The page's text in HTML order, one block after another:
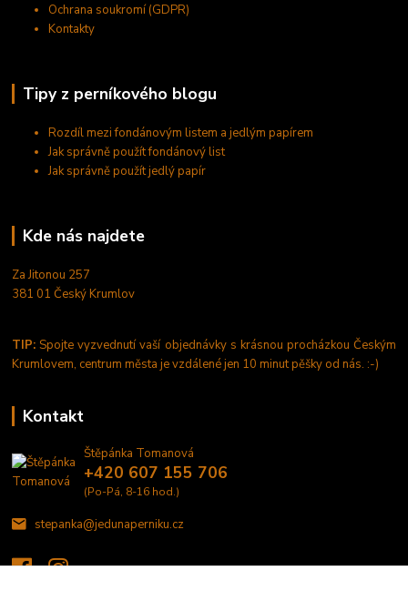
Ochrana soukromí (GDPR)
Kontakty
Tipy z perníkového blogu
Rozdíl mezi fondánovým listem a jedlým papírem
Jak správně použít fondánový list
Jak správně použít jedlý papír
Kde nás najdete
Za Jitonou 257
381 01 Český Krumlov
TIP: Spojte vyzvednutí vaší objednávky s krásnou procházkou Českým
Krumlovem, centrum města je vzdálené jen 10 minut pěšky od nás. :-)
Kontakt
Štěpánka Tomanová
+420 607 155 706
(Po-Pá, 8-16 hod.)
stepanka@jedunaperniku.cz